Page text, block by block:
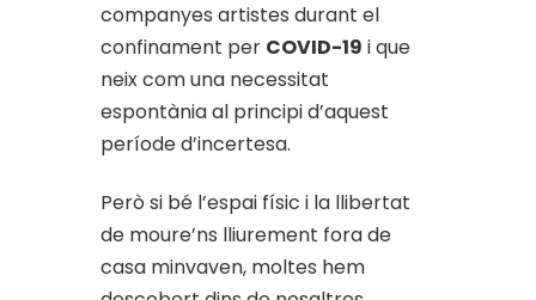
companyes artistes durant el
confinament per COVID-19 i que
neix com una necessitat
espontània al principi d’aquest
període d’incertesa.
Però si bé l’espai físic i la llibertat
de moure’ns lliurement fora de
casa minvaven, moltes hem